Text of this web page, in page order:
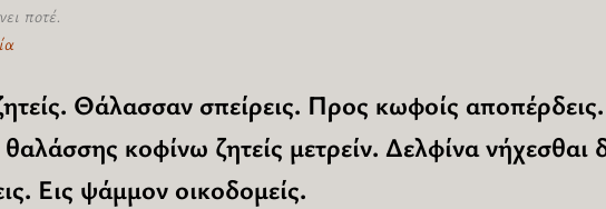
ποτέ.
Θάλασσαν σπείρεις. Προς κωφοίς
κοφίνω ζητείς μετρείν. Δελφίνα νήχεσθαι
Εις ψάμμον οικοδομείς.